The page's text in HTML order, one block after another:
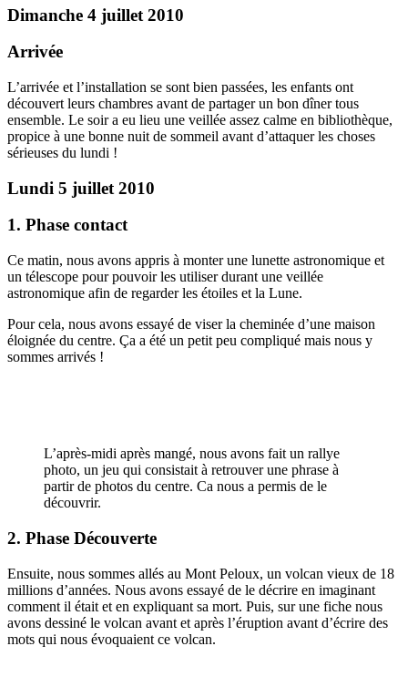
Dimanche 4 juillet 2010
Arrivée
L’arrivée et l’installation se sont bien passées, les enfants ont
découvert leurs chambres avant de partager un bon dîner tous
ensemble. Le soir a eu lieu une veillée assez calme en bibliothèque,
propice à une bonne nuit de sommeil avant d’attaquer les choses
sérieuses du lundi !
Lundi 5 juillet 2010
1. Phase contact
Ce matin, nous avons appris à monter une lunette astronomique et
un télescope pour pouvoir les utiliser durant une veillée
astronomique afin de regarder les étoiles et la Lune.
Pour cela, nous avons essayé de viser la cheminée d’une maison
éloignée du centre. Ça a été un petit peu compliqué mais nous y
sommes arrivés !
L’après-midi après mangé, nous avons fait un rallye
photo, un jeu qui consistait à retrouver une phrase à
partir de photos du centre. Ca nous a permis de le
découvrir.
2. Phase Découverte
Ensuite, nous sommes allés au Mont Peloux, un volcan vieux de 18
millions d’années. Nous avons essayé de le décrire en imaginant
comment il était et en expliquant sa mort. Puis, sur une fiche nous
avons dessiné le volcan avant et après l’éruption avant d’écrire des
mots qui nous évoquaient ce volcan.